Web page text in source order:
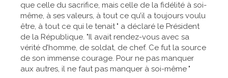
que celle du sacrifice, mais celle de la fidélité à soi-
même, à ses valeurs, à tout ce qu’il a toujours voulu
être, à tout ce qui le tenait " a déclaré le Président
de la République. "Il avait rendez-vous avec sa
vérité d’homme, de soldat, de chef. Ce fut la source
de son immense courage. Pour ne pas manquer
aux autres, il ne faut pas manquer à soi-même "